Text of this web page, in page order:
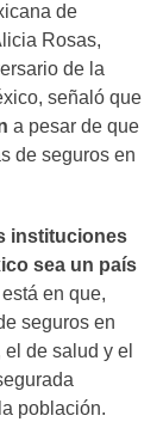
de
Rosas,
de la
señaló que
a pesar de que
de seguros en
instituciones
sea un país
en que,
seguros en
de salud y el
población.